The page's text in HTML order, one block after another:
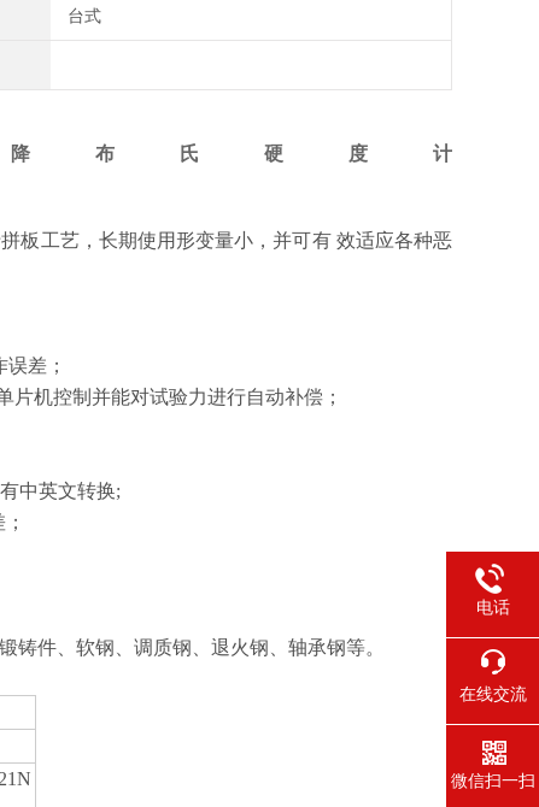
台式
降布氏硬度计
板工艺，长期使用形变量小，并可有 效适应各种恶
差；
机控制并能对试验力进行自动补偿；
中英文转换;
铸件、软钢、调质钢、退火钢、轴承钢等。
电话
在线交流
微信扫一扫